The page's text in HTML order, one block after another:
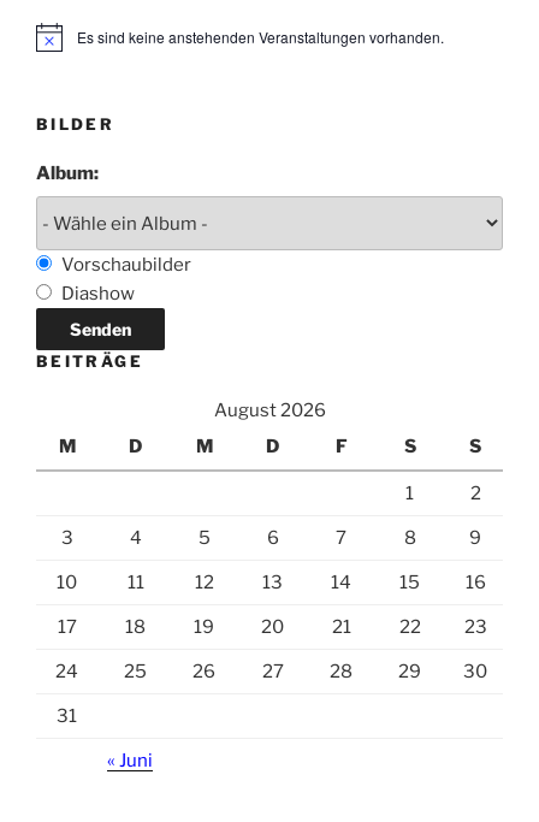
H
e
Es sind keine anstehenden Veranstaltungen vorhanden.
BILDER
Album:
Vorschaubilder
Diashow
BEITRÄGE
August 2026
M
D M D F S S
1 2
3 4 5 6 7 8 9
10 11 12 13 14 15 16
17 18 19 20 21 22 23
24 25 26 27 28 29 30
31
« Juni